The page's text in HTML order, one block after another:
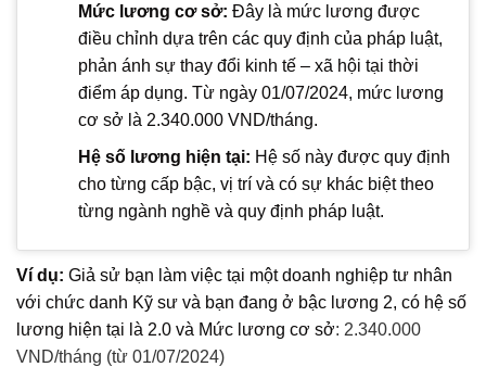
Mức lương cơ sở: Đây là mức lương được
điều chỉnh dựa trên các quy định của pháp luật,
phản ánh sự thay đổi kinh tế – xã hội tại thời
điểm áp dụng. Từ ngày 01/07/2024, mức lương
cơ sở là 2.340.000 VND/tháng.
Hệ số lương hiện tại: Hệ số này được quy định
cho từng cấp bậc, vị trí và có sự khác biệt theo
từng ngành nghề và quy định pháp luật.
Ví dụ: Giả sử bạn làm việc tại một doanh nghiệp tư nhân
với chức danh Kỹ sư và bạn đang ở bậc lương 2, có hệ số
lương hiện tại là 2.0 và Mức lương cơ sở: 2.340.000
VND/tháng (từ 01/07/2024)